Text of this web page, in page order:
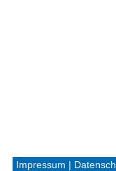
Impressum